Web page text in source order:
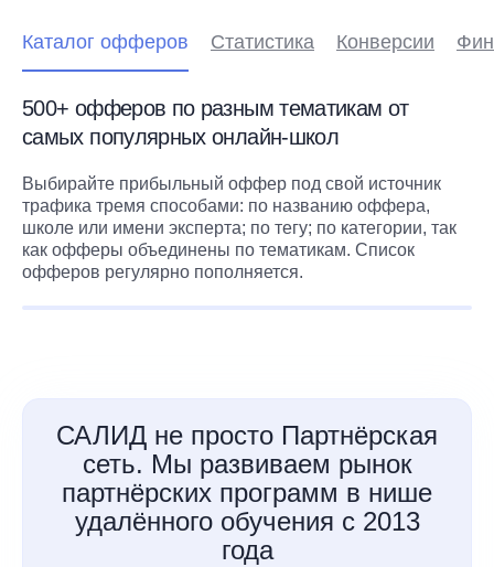
Каталог офферов Статистика Конверсии
500+ офферов по разным тематикам от
самых популярных онлайн-школ
Выбирайте прибыльный оффер под свой источник
трафика тремя способами: по названию оффера,
школе или имени эксперта; по тегу; по категории, так
как офферы объединены по тематикам. Список
офферов регулярно пополняется.
САЛИД не просто Партнёрская
сеть. Мы развиваем рынок
партнёрских программ в нише
удалённого обучения с 2013
года